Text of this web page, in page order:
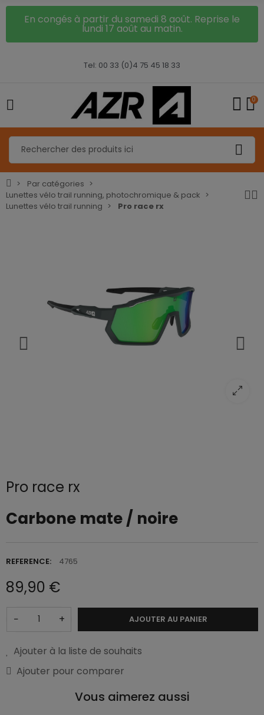
En congés à partir du samedi 8 août. Reprise le
lundi 17 août au matin.
Tel: 00 33 (0)4 75 45 18 33
0
Par catégories
Lunettes vélo trail running, photochromique & pack
Lunettes vélo trail running
Pro race rx
Pro race rx
Carbone mate / noire
REFERENCE: 4765
89,90 €
− + AJOUTER AU PANIER
Ajouter à la liste de souhaits
Ajouter pour comparer
Vous aimerez aussi